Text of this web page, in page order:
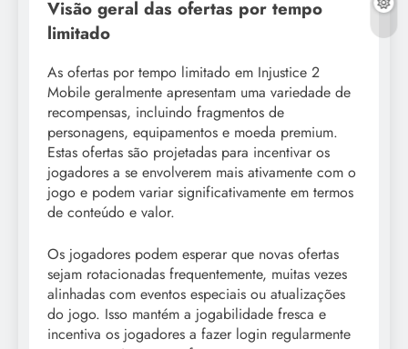
Visão geral das ofertas por tempo
limitado
As ofertas por tempo limitado em Injustice 2
Mobile geralmente apresentam uma variedade de
recompensas, incluindo fragmentos de
personagens, equipamentos e moeda premium.
Estas ofertas são projetadas para incentivar os
jogadores a se envolverem mais ativamente com o
jogo e podem variar significativamente em termos
de conteúdo e valor.
Os jogadores podem esperar que novas ofertas
sejam rotacionadas frequentemente, muitas vezes
alinhadas com eventos especiais ou atualizações
do jogo. Isso mantém a jogabilidade fresca e
incentiva os jogadores a fazer login regularmente